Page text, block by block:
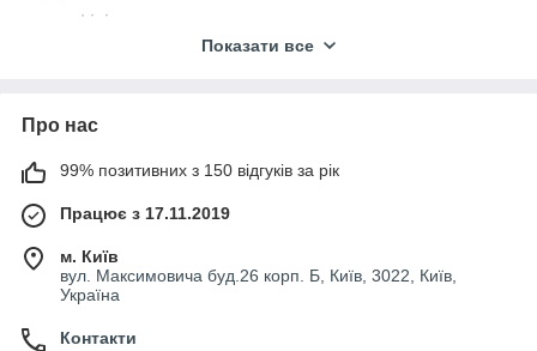
офісів,
Світильники виготовляються з огляду на вимоги замовника.
необхідні характеристикипотужності,світлового потоку,
Будь ласка, ознайомтеся з їх характеристиками в описі.
Показати все
Про нас
99% позитивних з 150 відгуків за рік
Працює з 17.11.2019
м. Київ
вул. Максимовича буд.26 корп. Б, Київ, 3022, Київ,
Україна
Контакти